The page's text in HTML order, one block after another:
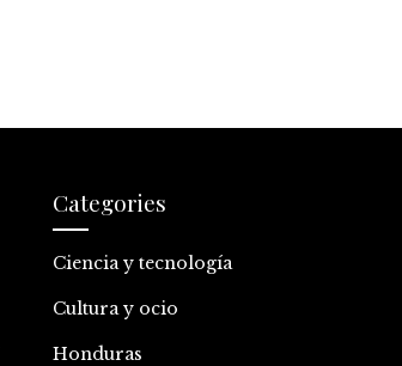
Categories
Ciencia y tecnología
Cultura y ocio
Honduras